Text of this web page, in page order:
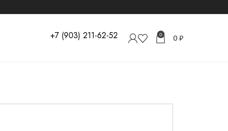
+7 (903) 211-62-52 0 0 ₽